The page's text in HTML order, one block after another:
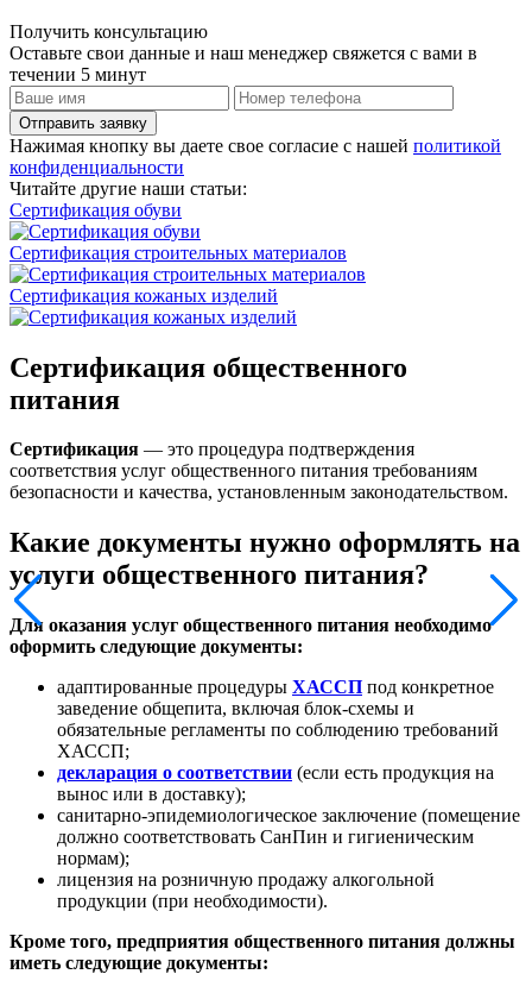
Получить консультацию
Оставьте свои данные и наш менеджер свяжется с вами в
течении 5 минут
Отправить заявку
Нажимая кнопку вы даете свое согласие с нашей политикой
конфиденциальности
Читайте другие наши статьи:
Сертификация обуви
Сертификация строительных материалов
Сертификация кожаных изделий
Сертификация общественного
питания
Сертификация — это процедура подтверждения
соответствия услуг общественного питания требованиям
безопасности и качества, установленным законодательством.
Какие документы нужно оформлять на
услуги общественного питания?
Для оказания услуг общественного питания необходимо
оформить следующие документы:
адаптированные процедуры ХАССП под конкретное
заведение общепита, включая блок-схемы и
обязательные регламенты по соблюдению требований
ХАССП;
декларация о соответствии (если есть продукция на
вынос или в доставку);
санитарно-эпидемиологическое заключение (помещение
должно соответствовать СанПин и гигиеническим
нормам);
лицензия на розничную продажу алкогольной
продукции (при необходимости).
Кроме того, предприятия общественного питания должны
иметь следующие документы: